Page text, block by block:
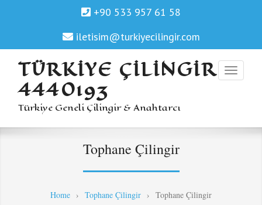
+90 533 957 61 58
iletisim@turkiyecilingir.com
TÜRKIYE ÇILINGIR
4440193
Türkiye Geneli Çilingir & Anahtarcı
Tophane Çilingir
Home › Tophane Çilingir › Tophane Çilingir